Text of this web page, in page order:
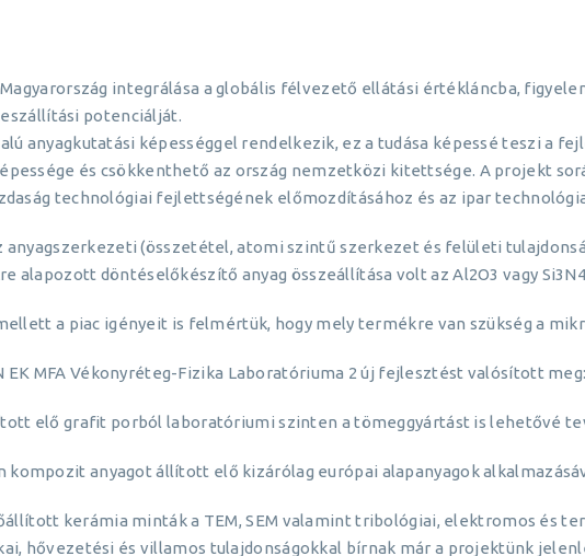
integrálása a globális félvezető ellátási értékláncba,
potenciálját.
anyagkutatási képességgel rendelkezik, ez a tudása képessé teszi a
és csökkenthető az ország nemzetközi kitettsége. A projekt
technológiai fejlettségének előmozdításához és az ipar
anyagszerkezeti (összetétel, atomi szintű szerkezet és felületi
alapozott döntéselőkészítő anyag összeállítása volt az Al2O3 vagy
a piac igényeit is felmértük, hogy mely termékre van szükség a
EK MFA Vékonyréteg-Fizika Laboratóriuma 2 új fejlesztést valósított meg:
elő grafit porból laboratóriumi szinten a tömeggyártást is lehetővé
kompozit anyagot állított elő kizárólag európai alapanyagok
kerámia minták a TEM, SEM valamint tribológiai, elektromos és
hővezetési és villamos tulajdonságokkal bírnak már a projektünk